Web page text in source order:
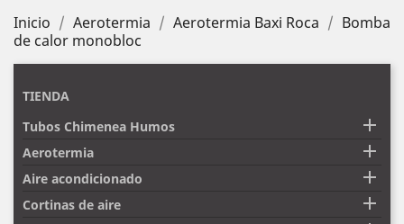
Inicio Aerotermia Aerotermia Baxi Roca
Bomba
de calor monobloc
TIENDA
Tubos Chimenea Humos

Aerotermia 
Aire acondicionado 
Cortinas de aire 